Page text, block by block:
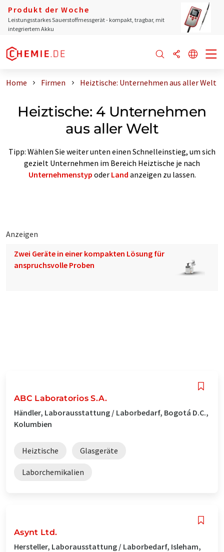
Produkt der Woche
Leistungsstarkes Sauerstoffmessgerät - kompakt, tragbar, mit
integriertem Akku
Home Firmen Heiztische: Unternehmen aus aller Welt
Heiztische: 4 Unternehmen
aus aller Welt
Tipp: Wählen Sie weiter unten einen Schnelleinstieg, um sich
gezielt Unternehmen im Bereich Heiztische je nach
Unternehmenstyp oder Land anzeigen zu lassen.
Anzeigen
Zwei Geräte in einer kompakten Lösung für
anspruchsvolle Proben
ABC Laboratorios S.A.
Händler, Laborausstattung / Laborbedarf, Bogotá D.C.,
Kolumbien
Heiztische Glasgeräte
Laborchemikalien
Asynt Ltd.
Hersteller, Laborausstattung / Laborbedarf, Isleham,